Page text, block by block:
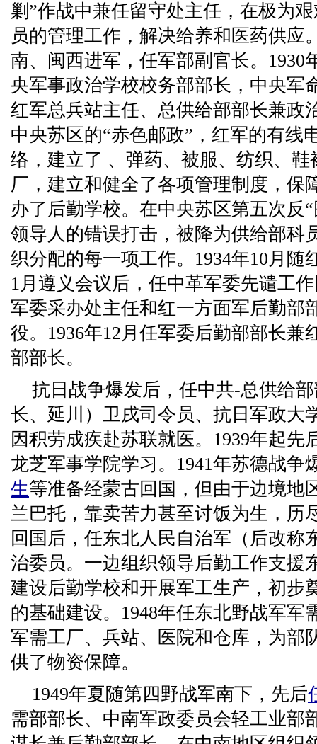
剿”作战中兼任留守处主任，在极为
员的管理工作，解决给养和医药供应
南、闽西进军，任军部副官长。1930
央军事政治学校校务部部长，中央军
红军总兵站主任、总供给部部长兼政
中央苏区的“赤色邮政”，红军的有线
络，建立了 、弹药、被服、纺织、
厂，建立和健全了各项管理制度，保
办了后勤学校。在中央苏区第五次反
领导人的错误打击，被降为供给部科
织分配的每一项工作。1934年10月随
1月遵义会议后，任中革军委先谴工
军委采办处主任和红一方面军后勤部
役。1936年12月任军委后勤部部长兼
部部长。
抗日战争爆发后，任中共-总供给
长、延川）卫戌司令员、抗日军政大
因积劳成疾赴苏联就医。1939年起先
龙芝军事学院学习。1941年苏德战争
生等准备经蒙古回国，但由于边境地
兰巴托，靠卖苦力甚至讨饭为生，历
回国后，任东北人民自治军（后改称
治委员。一边组织领导后勤工作支援
建设后勤学校和开展军工生产，初步
的基础建设。1948年任东北野战军军
军需工厂、兵站、医院和仓库，为部
供了物资保障。
1949年夏随第四野战军南下，先后
需部部长、中南军政委员会轻工业部